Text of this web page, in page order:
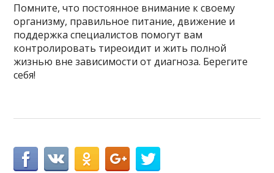
Помните, что постоянное внимание к своему
организму, правильное питание, движение и
поддержка специалистов помогут вам
контролировать тиреоидит и жить полной
жизнью вне зависимости от диагноза. Берегите
себя!